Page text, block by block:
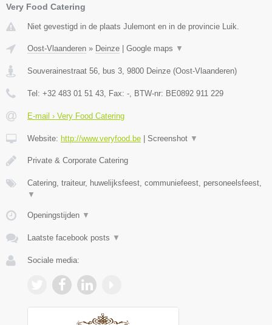
Very Food Catering
Niet gevestigd in de plaats Julemont en in de provincie Luik.
Oost-Vlaanderen » Deinze Google maps ▼
Souverainestraat 56, bus 3, 9800 Deinze (Oost-Vlaanderen)
Tel: +32 483 01 51 43, Fax: -, BTW-nr: BE0892 911 229
E-mail › Very Food Catering
Website: http://www.veryfood.be Screenshot ▼
Private & Corporate Catering
Catering, traiteur, huwelijksfeest, communiefeest, personeelsfeest,
▼
Openingstijden ▼
Laatste facebook posts ▼
Sociale media: